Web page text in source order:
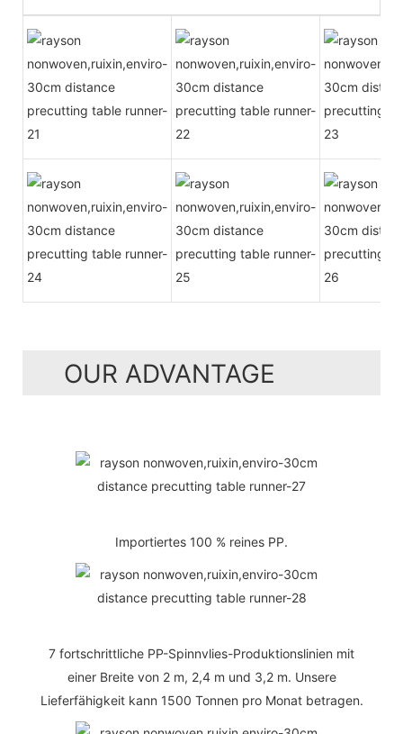
OUR ADVANTAGE
Importiertes 100 % reines PP.
7 fortschrittliche PP-Spinnvlies-Produktionslinien mit
einer Breite von 2 m, 2,4 m und 3,2 m. Unsere
Lieferfähigkeit kann 1500 Tonnen pro Monat betragen.